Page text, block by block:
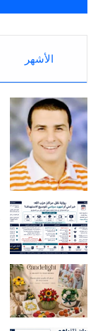
الأشهر